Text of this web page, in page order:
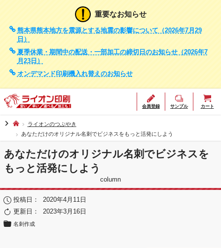
重要なお知らせ
熊本県熊本地方を震源とする地震の影響について（2026年7月29
日）
夏季休業・期間中の配送・一部加工の締切日のお知らせ（2026年7
月23日）
オンデマンド印刷機入れ替えのお知らせ
会員登録 サンプル カート
chevron_right
ライオンのつぶやき
あなただけのオリジナル名刺でビジネスをもっと活発にしよう
あなただけのオリジナル名刺でビジネスを
もっと活発にしよう
column
投稿日：
2020年4月11日
更新日：
2023年3月16日
名刺作成